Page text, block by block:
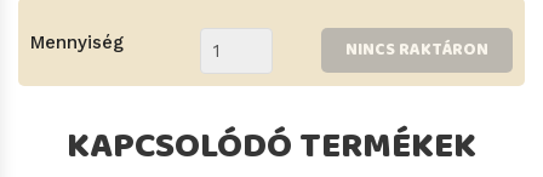
Mennyiség NINCS RAKTÁRON
KAPCSOLÓDÓ TERMÉKEK